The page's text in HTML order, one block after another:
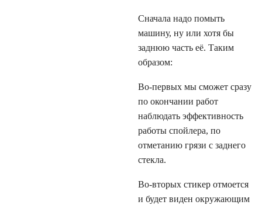
Сначала надо помыть
машину, ну или хотя бы
заднюю часть её. Таким
образом:
Во-первых мы сможет сразу
по окончании работ
наблюдать эффективность
работы спойлера, по
отметанию грязи с заднего
стекла.
Во-вторых стикер отмоется
и будет виден окружающим